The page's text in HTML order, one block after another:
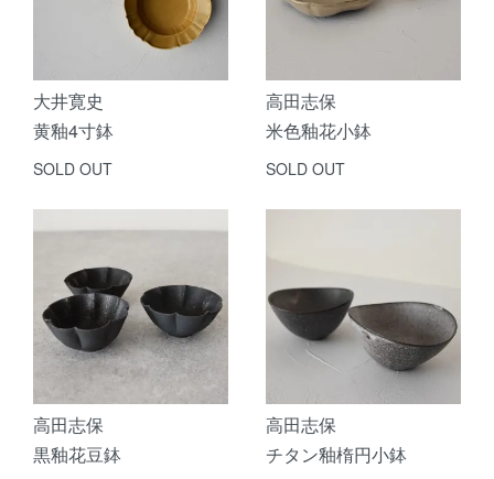
大井寛史
黄釉4寸鉢
SOLD OUT
高田志保
米色釉花小鉢
SOLD OUT
高田志保
黒釉花豆鉢
高田志保
チタン釉楕円小鉢